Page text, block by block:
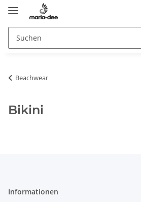
Beachwear
Bikini
Informationen